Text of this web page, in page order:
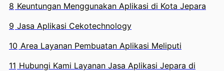
8 Keuntungan Menggunakan Aplikasi di Kota Jepara
9 Jasa Aplikasi Cekotechnology
10 Area Layanan Pembuatan Aplikasi Meliputi
11 Hubungi Kami Layanan Jasa Aplikasi Jepara di